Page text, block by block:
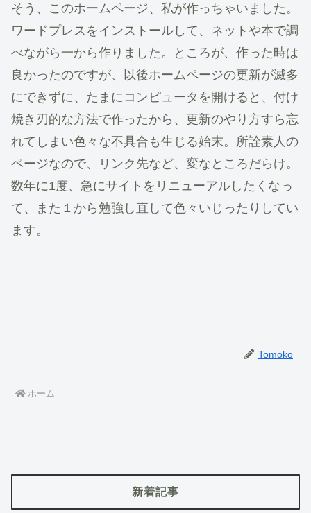
そう、このホームページ、私が作っちゃいました。
ワードプレスをインストールして、ネットや本で調
べながら一から作りました。ところが、作った時は
良かったのですが、以後ホームページの更新が滅多
にできずに、たまにコンピュータを開けると、付け
焼き刃的な方法で作ったから、更新のやり方すら忘
れてしまい色々な不具合も生じる始末。所詮素人の
ページなので、リンク先など、変なところだらけ。
数年に1度、急にサイトをリニューアルしたくなっ
て、また１から勉強し直して色々いじったりしてい
ます。
Tomoko
ホーム
新着記事